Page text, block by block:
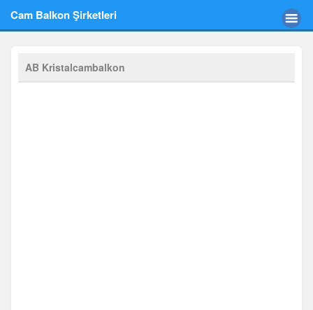
Cam Balkon Şirketleri
AB Kristalcambalkon